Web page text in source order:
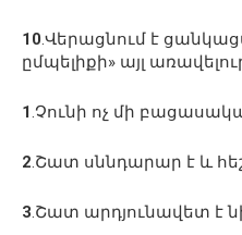
10.Վերացնում է
ըմպելիքի» այլ
1.Չունի ոչ մի
2.Շատ սննդարար է և
3.Շատ արդյունավետ է